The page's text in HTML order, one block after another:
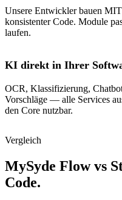
Unsere Entwickler bauen
konsistenter Code. Module
laufen.
KI direkt in Ihrer
OCR, Klassifizierung,
Vorschläge — alle Services
den Core nutzbar.
Vergleich
MySyde Flow vs
Code.